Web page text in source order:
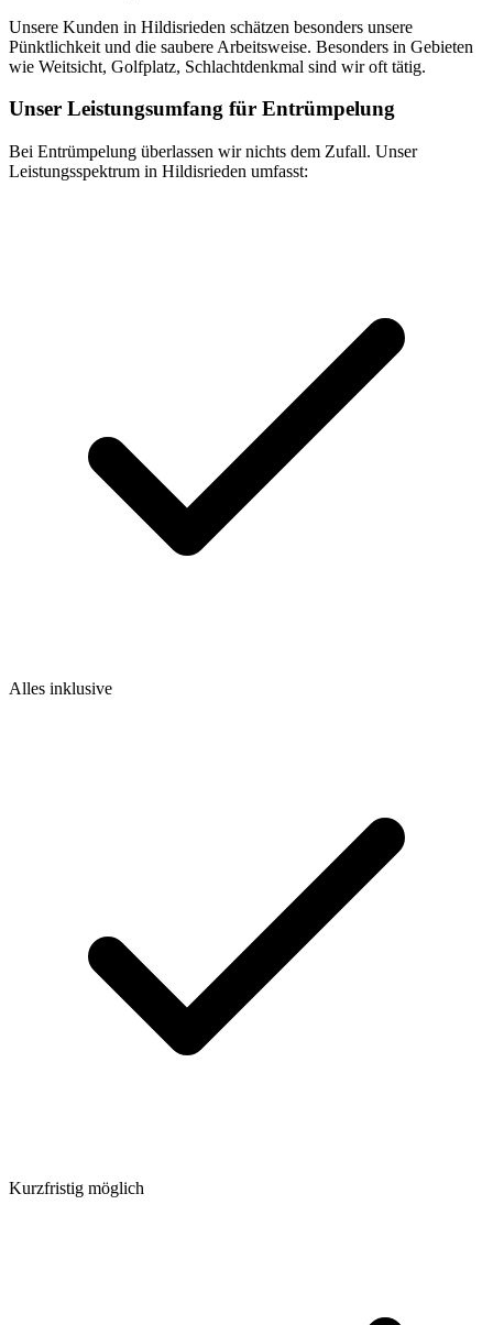
Unsere Kunden in Hildisrieden schätzen besonders unsere
Pünktlichkeit und die saubere Arbeitsweise. Besonders in Gebieten
wie Weitsicht, Golfplatz, Schlachtdenkmal sind wir oft tätig.
Unser Leistungsumfang für Entrümpelung
Bei Entrümpelung überlassen wir nichts dem Zufall. Unser
Leistungsspektrum in Hildisrieden umfasst:
Alles inklusive
Kurzfristig möglich